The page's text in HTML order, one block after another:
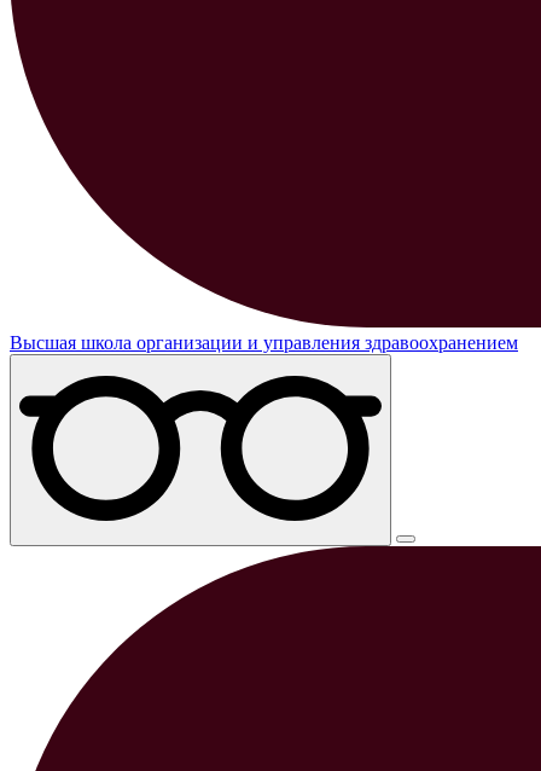
Высшая школа организации и управления здравоохранением